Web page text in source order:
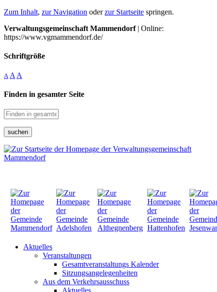
Zum Inhalt, zur Navigation oderzur Startseite springen.
Verwaltungsgemeinschaft Mammendorf| Online:
https://www.vgmammendorf.de/
Schriftgröße
A A A
Finden in gesamter Seite
suchen
Aktuelles
Veranstaltungen
Gesamtveranstaltungs Kalender
Sitzungsangelegenheiten
Aus dem Verkehrsausschuss
Aktuelles